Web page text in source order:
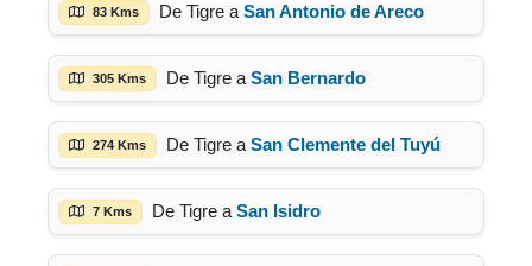
83 Kms De Tigre a San Antonio de Areco
305 Kms De Tigre a San Bernardo
274 Kms De Tigre a San Clemente del Tuyú
7 Kms De Tigre a San Isidro